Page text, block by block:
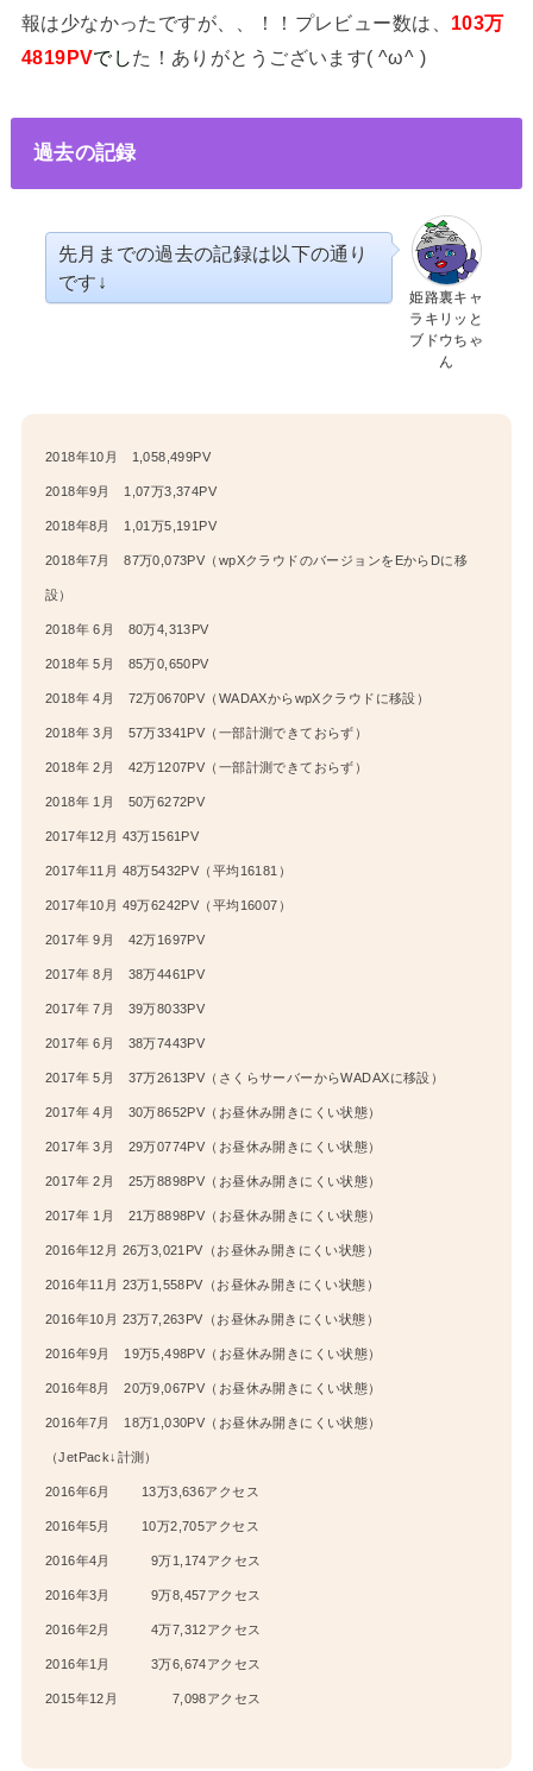
報は少なかったですが、、！！プレビュー数は、 103万
4819PVでした！ありがとうございます( ^ω^ )
過去の記録
姫路裏キャ
ラキリッと
ブドウちゃ
ん
先月までの過去の記録は以下の通り
です↓
2018年10月 1,058,499PV
2018年9月 1,07万3,374PV
2018年8月 1,01万5,191PV
2018年7月 87万0,073PV （ wpXクラウドのバージョンをEからDに移
設）
2018年 6月 80万4,313PV
2018年 5月 85万0,650PV
2018年 4月 72万0670PV （WADAXからwpXクラウドに移設）
2018年 3月 57万3341PV（一部計測できておらず）
2018年 2月 42万1207PV（一部計測できておらず）
2018年 1月 50万6272PV
2017年12月 43万1561PV
2017年11月 48万5432PV（平均16181）
2017年10月 49万6242PV（平均16007）
2017年 9月 42万1697PV
2017年 8月 38万4461PV
2017年 7月 39万8033PV
2017年 6月 38万7443PV
2017年 5月 37万2613PV（さくらサーバーからWADAXに移設）
2017年 4月 30万8652PV（お昼休み開きにくい状態）
2017年 3月 29万0774PV（お昼休み開きにくい状態）
2017年 2月 25万8898PV（お昼休み開きにくい状態）
2017年 1月 21万8898PV（お昼休み開きにくい状態）
2016年12月 26万3,021PV（お昼休み開きにくい状態）
2016年11月 23万1,558PV（お昼休み開きにくい状態）
2016年10月 23万7,263PV（お昼休み開きにくい状態）
2016年9月 19万5,498PV（お昼休み開きにくい状態）
2016年8月 20万9,067PV（お昼休み開きにくい状態）
2016年7月 18万1,030PV（お昼休み開きにくい状態）
（JetPack↓計測）
2016年6月 13万3,636アクセス
2016年5月 10万2,705アクセス
2016年4月 9万1,174アクセス
2016年3月 9万8,457アクセス
2016年2月 4万7,312アクセス
2016年1月 3万6,674アクセス
2015年12月 7,098アクセス